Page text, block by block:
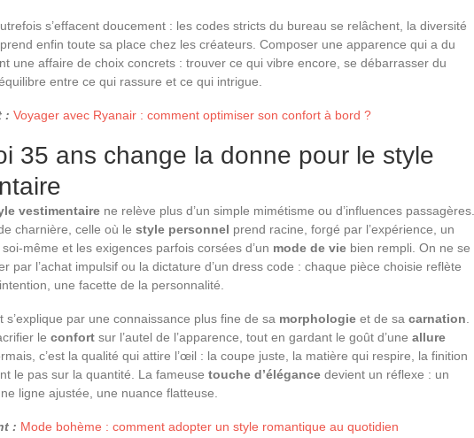
s’effacent doucement : les codes stricts du bureau se relâchent, la diversité
enfin toute sa place chez les créateurs. Composer une apparence qui a du
une affaire de choix concrets : trouver ce qui vibre encore, se débarrasser du
entre ce qui rassure et ce qui intrigue.
: Voyager avec Ryanair : comment optimiser son confort à bord ?
35 ans change la donne pour le style
vestimentaire ne relève plus d’un simple mimétisme ou d’influences passagères.
charnière, celle où le style personnel prend racine, forgé par l’expérience, un
même et les exigences parfois corsées d’un mode de vie bien rempli. On ne se
par l’achat impulsif ou la dictature d’un dress code : chaque pièce choisie reflète
une facette de la personnalité.
s’explique par une connaissance plus fine de sa morphologie et de sa carnation
le confort sur l’autel de l’apparence, tout en gardant le goût d’une allure
c’est la qualité qui attire l’œil : la coupe juste, la matière qui respire, la finition
le pas sur la quantité. La fameuse touche d’élégance devient un réflexe : un
ligne ajustée, une nuance flatteuse.
: Mode bohème : comment adopter un style romantique au quotidien